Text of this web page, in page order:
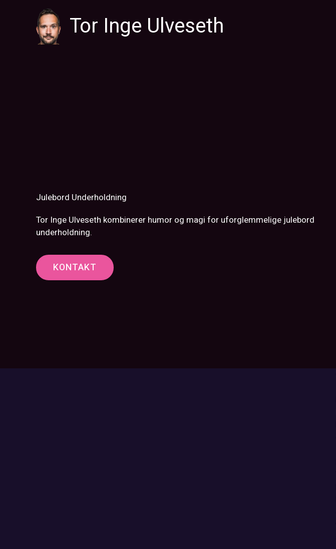
Tor Inge Ulveseth
Julebord Underholdning
Tor Inge Ulveseth kombinerer humor og magi for uforglemmelige julebord
underholdning.
KONTAKT